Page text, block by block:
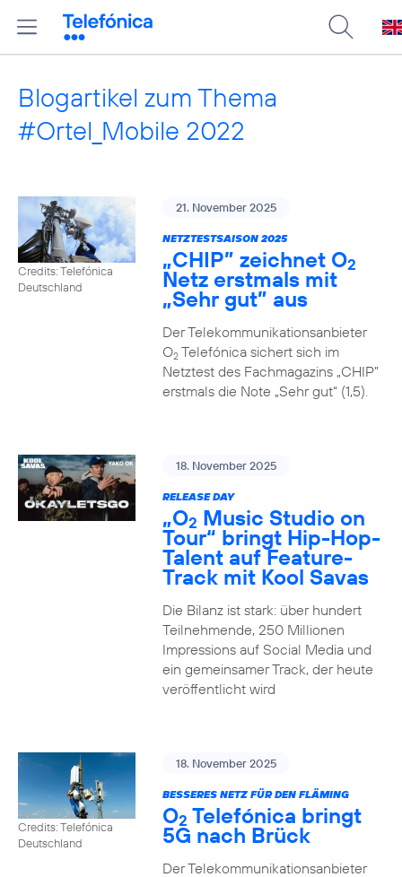
Blogartikel zum Thema
#Ortel_Mobile 2022
Credits: Telefónica
Deutschland
21. November 2025
NETZTESTSAISON 2025
„CHIP” zeichnet O2
Netz erstmals mit
„Sehr gut” aus
Der Telekommunikationsanbieter
O2Telefónica sichert sich im
Netztest des Fachmagazins „CHIP”
erstmals die Note „Sehr gut“ (1,5).
18. November 2025
RELEASE DAY
„O2 Music Studio on
Tour“ bringt Hip-Hop-
Talent auf Feature-
Track mit Kool Savas
Die Bilanz ist stark: über hundert
Teilnehmende, 250 Millionen
Impressions auf Social Media und
ein gemeinsamer Track, der heute
veröffentlicht wird
Credits: Telefónica
Deutschland
18. November 2025
BESSERES NETZ FÜR DEN FLÄMING
O2 Telefónica bringt
5G nach Brück
Der Telekommunikationsanbieter